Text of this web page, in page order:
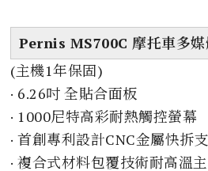
Pernis MS700C 摩托車多媒
(主機1年保固)
· 6.26吋 全貼合面板
· 1000尼特高彩耐熱觸控螢幕
· 首創專利設計CNC金屬快拆
· 複合式材料包覆技術耐高溫